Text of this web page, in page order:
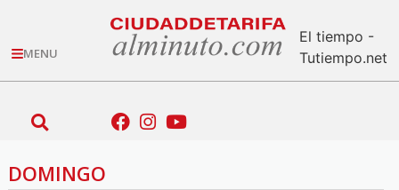
MENU
El tiempo -
Tutiempo.net
DOMINGO